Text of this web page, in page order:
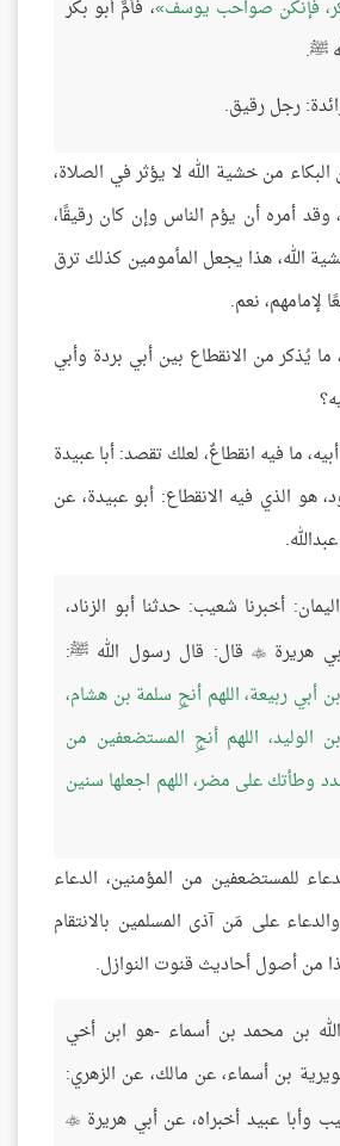
فإنكن صواحب يوسف ، فأمَّ أبو بكر
ﷺ.
رجل رقيق.
من خشية الله لا يؤثر في الصلاة،
وقد أمره أن يؤم الناس وإن كان رقيقًا،
الله، هذا يجعل المأمومين كذلك ترق
لإمامهم، نعم.
يُذكر من الانقطاع بين أبي بردة وأبي
ما فيه انقطاعٌ، لعلك تقصد: أبا عبيدة
هو الذي فيه الانقطاع: أبو عبيدة، عن
اليمان: أخبرنا شعيب: حدثنا أبو الزناد،
هريرة  قال: قال رسول الله ﷺ:
أبي ربيعة، اللهم أنجِ سلمة بن هشام،
الوليد، اللهم أنجِ المستضعفين من
وطأتك على مضر، اللهم اجعلها سنين
للمستضعفين من المؤمنين، الدعاء
على مَن آذى المسلمين بالانتقام
من أصول أحاديث قنوت النوازل.
بن محمد بن أسماء -هو ابن أخي
بن أسماء، عن مالك، عن الزهري:
وأبا عبيد أخبراه، عن أبي هريرة 